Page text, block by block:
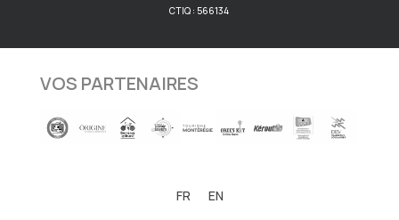
CTIQ : 566134
VOS PARTENAIRES
FR EN